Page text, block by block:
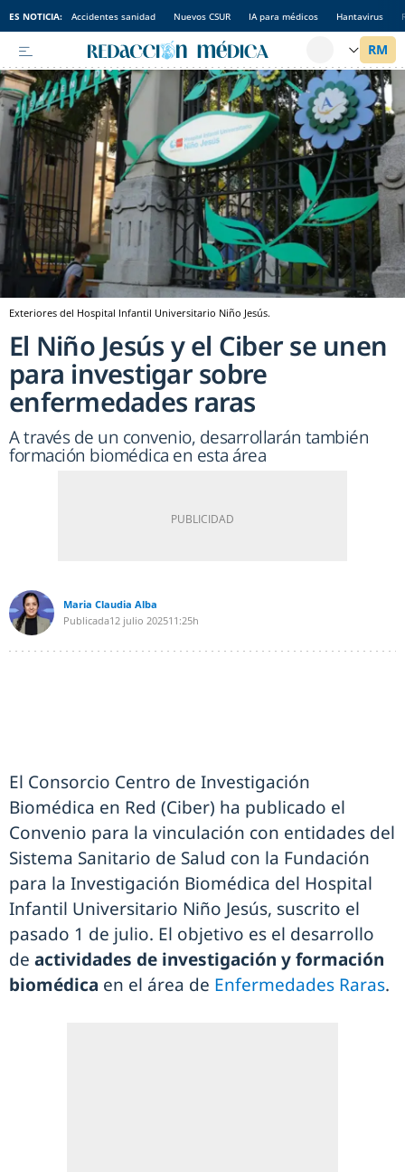
ES NOTICIA: Accidentes sanidad Nuevos CSUR IA para médicos Hantavirus
Exteriores del Hospital Infantil Universitario Niño Jesús.
El Niño Jesús y el Ciber se unen
para investigar sobre
enfermedades raras
A través de un convenio, desarrollarán también
formación biomédica en esta área
Maria Claudia Alba
Publicada12 julio 202511:25h
El Consorcio Centro de Investigación
Biomédica en Red (Ciber) ha publicado el
Convenio para la vinculación con entidades del
Sistema Sanitario de Salud con la Fundación
para la Investigación Biomédica del Hospital
Infantil Universitario Niño Jesús, suscrito el
pasado 1 de julio. El objetivo es el desarrollo
de actividades de investigación y formación
biomédica en el área de Enfermedades Raras.